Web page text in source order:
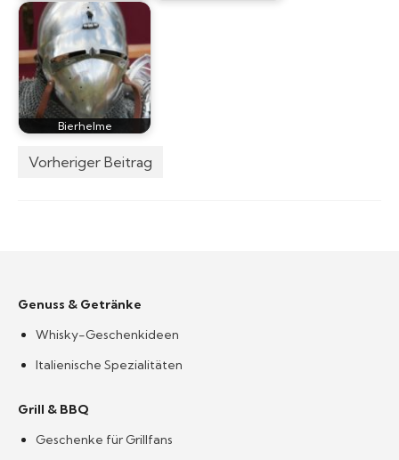
Bierhelme
Vorheriger Beitrag
Genuss & Getränke
Whisky-Geschenkideen
Italienische Spezialitäten
Grill & BBQ
Geschenke für Grillfans